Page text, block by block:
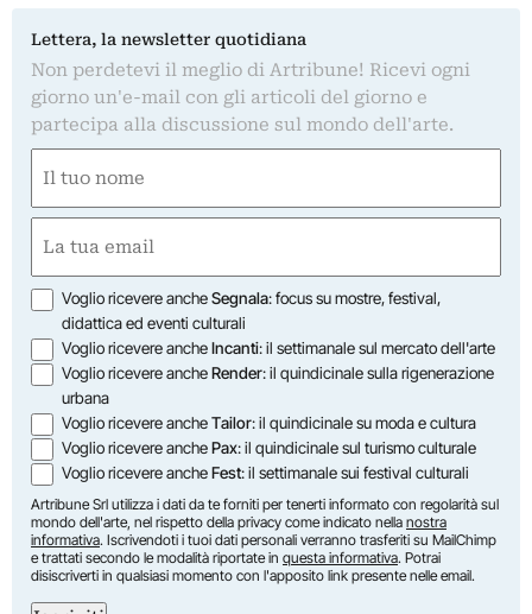
Lettera, la newsletter quotidiana
Non perdetevi il meglio di Artribune! Ricevi ogni
giorno un'e-mail con gli articoli del giorno e
partecipa alla discussione sul mondo dell'arte.
(Required)
First
(Required)
Opzioni
Voglio ricevere ancheSegnala: focus su mostre, festival,
didattica ed eventi culturali
Voglio ricevere ancheIncanti: il settimanale sul mercato dell'arte
Voglio ricevere ancheRender: il quindicinale sulla rigenerazione
urbana
Voglio ricevere ancheTailor: il quindicinale su moda e cultura
Voglio ricevere anchePax: il quindicinale sul turismo culturale
Voglio ricevere ancheFest: il settimanale sui festival culturali
Artribune Srl utilizza i dati da te forniti per tenerti informato con regolarità sul
mondo dell'arte, nel rispetto della privacy come indicato nella nostra
informativa. Iscrivendoti i tuoi dati personali verranno trasferiti su MailChimp
e trattati secondo le modalità riportate in questa informativa. Potrai
disiscriverti in qualsiasi momento con l'apposito link presente nelle email.